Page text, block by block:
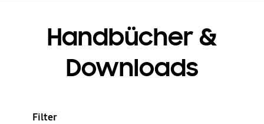
Handbücher &
Downloads
Filter